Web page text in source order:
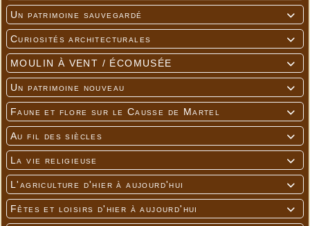

Un patrimoine sauvegardé

Curiosités architecturales

MOULIN À VENT / ÉCOMUSÉE

Un patrimoine nouveau

Faune et flore sur le Causse de Martel

Au fil des siècles

La vie religieuse

L'agriculture d'hier à aujourd'hui

Fêtes et loisirs d'hier à aujourd'hui